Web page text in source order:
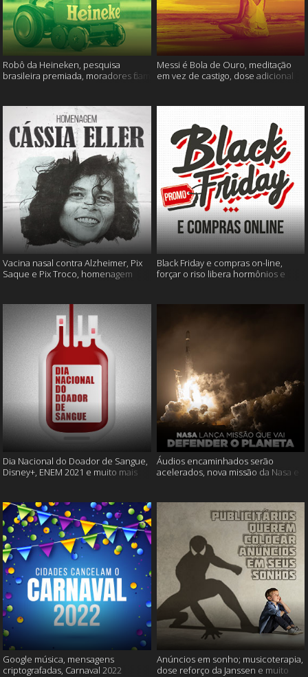
Robô da Heineken, pesquisa
brasileira premiada, moradores ficam
Messi é Bola de Ouro, meditação
em vez de castigo, dose adicional
Vacina nasal contra Alzheimer, Pix
Saque e Pix Troco, homenagem
Black Friday e compras on-line,
forçar o riso libera hormônios e
Dia Nacional do Doador de Sangue,
Disney+, ENEM 2021 e muito mais
Áudios encaminhados serão
acelerados, nova missão da Nasa e
Google música, mensagens
criptografadas, Carnaval 2022
Anúncios em sonho; musicoterapia,
dose reforço da Janssen e muito